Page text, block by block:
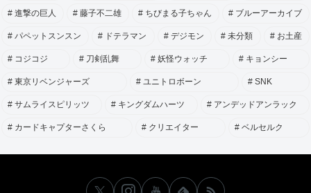
進撃の巨人 藤子不二雄 ちびまる子ちゃん ブルーアーカイブ
パペットスンスン ドテラマン デジモン 未分類 お土産
コジコジ 刀剣乱舞 妖怪ウォッチ キョンシー
東京リベンジャーズ ユニトロボーン SNK
サムライスピリッツ キングダムハーツ アンデッドアンラック
カードキャプターさくら クリエイター ベルセルク